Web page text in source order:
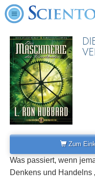
Zum
Was passiert, wenn
Denkens und Handelns